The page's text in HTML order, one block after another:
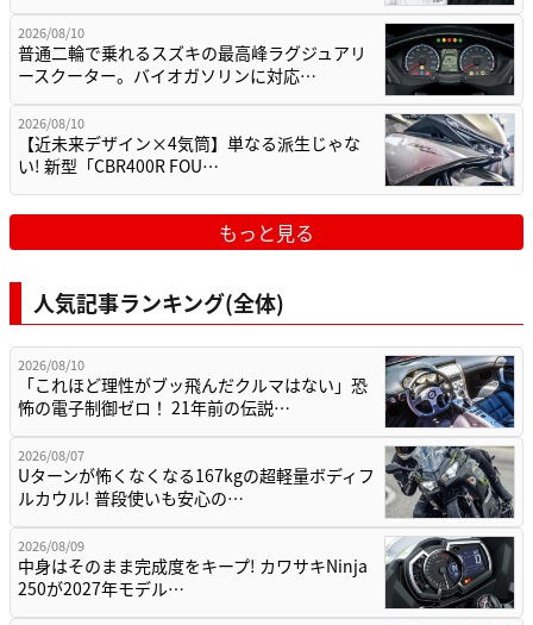
2026/08/10
普通二輪で乗れるスズキの最高峰ラグジュアリ
ースクーター。バイオガソリンに対応…
2026/08/10
【近未来デザイン×4気筒】単なる派生じゃな
い! 新型「CBR400R FOU…
もっと見る
人気記事ランキング(全体)
2026/08/10
「これほど理性がブッ飛んだクルマはない」恐
怖の電子制御ゼロ！ 21年前の伝説…
2026/08/07
Uターンが怖くなくなる167kgの超軽量ボディフ
ルカウル! 普段使いも安心の…
2026/08/09
中身はそのまま完成度をキープ! カワサキNinja
250が2027年モデル…